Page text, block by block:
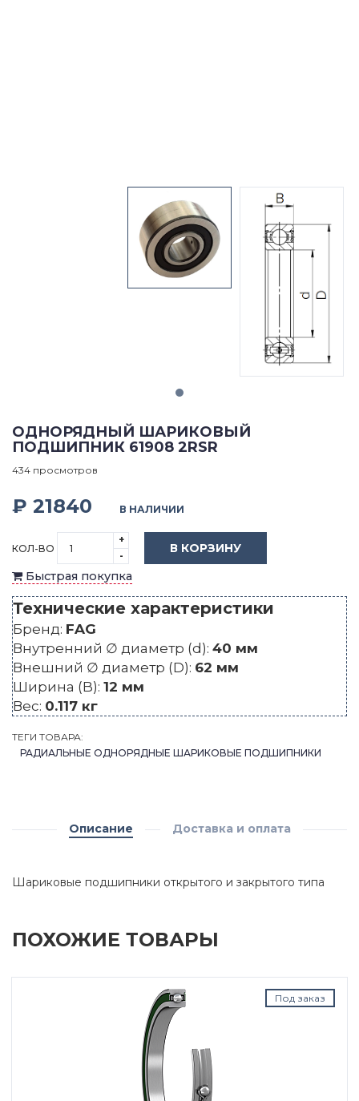
ОДНОРЯДНЫЙ ШАРИКОВЫЙ
ПОДШИПНИК 61908 2RSR
434 просмотров
₽ 21840 В НАЛИЧИИ
КОЛ-ВО
+
-
В КОРЗИНУ
Быстрая покупка
Технические характеристики
Бренд: FAG
Внутренний ∅ диаметр (d): 40 мм
Внешний ∅ диаметр (D): 62 мм
Ширина (B): 12 мм
Вес: 0.117 кг
ТЕГИ ТОВАРА:
РАДИАЛЬНЫЕ ОДНОРЯДНЫЕ ШАРИКОВЫЕ ПОДШИПНИКИ
Описание Доставка и оплата
Шариковые подшипники открытого и закрытого типа
ПОХОЖИЕ ТОВАРЫ
Под заказ